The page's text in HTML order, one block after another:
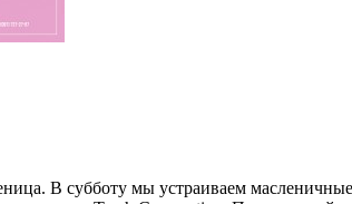
В субботу мы устраиваем